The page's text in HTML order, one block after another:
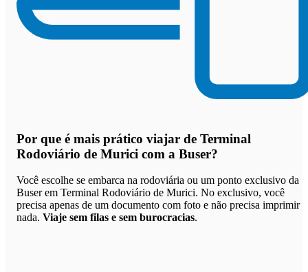
Por que é mais prático viajar de Terminal
Rodoviário de Murici com a Buser?
Você escolhe se embarca na rodoviária ou um ponto exclusivo da
Buser em Terminal Rodoviário de Murici. No exclusivo, você
precisa apenas de um documento com foto e não precisa imprimir
nada. Viaje sem filas e sem burocracias.